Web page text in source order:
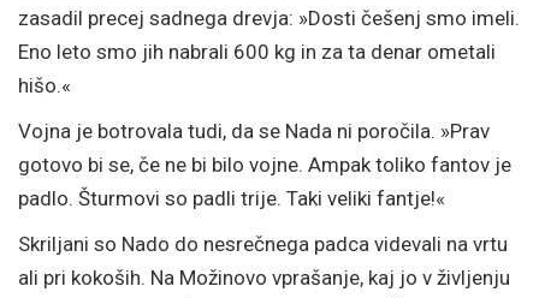
zasadil precej sadnega drevja: »Dosti češenj smo imeli.
Eno leto smo jih nabrali 600 kg in za ta denar ometali
hišo.«
Vojna je botrovala tudi, da se Nada ni poročila. »Prav
gotovo bi se, če ne bi bilo vojne. Ampak toliko fantov je
padlo. Šturmovi so padli trije. Taki veliki fantje!«
Skriljani so Nado do nesrečnega padca videvali na vrtu
ali pri kokoših. Na Možinovo vprašanje, kaj jo v življenju